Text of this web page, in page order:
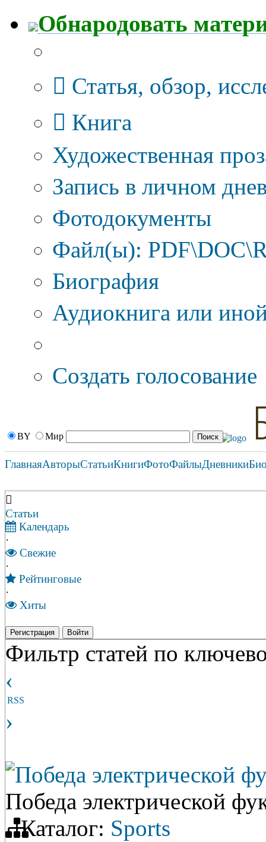
Обнародовать
Статья, обзор,
Книга
Художественная
Запись в личном
Фотодокументы
Файл(ы):
Биография
Аудиокнига или
Создать голосование
BY Мир
ГлавнаяАвторыСтатьиКнигиФотоФайлыДневники
Статьи
Календарь
·
Свежие
·
Рейтинговые
·
Хиты
Регистрация Войти
Фильтр статей по
‹
RSS
›
Победа электрической
Победа электрической
Каталог: Sports